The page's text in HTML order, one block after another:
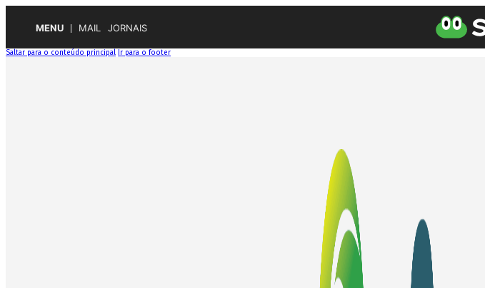
MENU MAIL JORNAIS
Saltar para o conteúdo principal Ir para o footer